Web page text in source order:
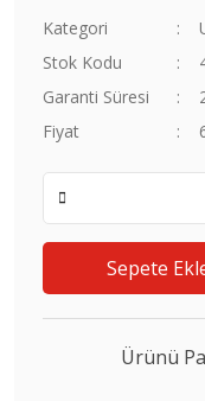
Kategori
Stok Kodu
Garanti Süresi
Fiyat
Sepete
Ürünü